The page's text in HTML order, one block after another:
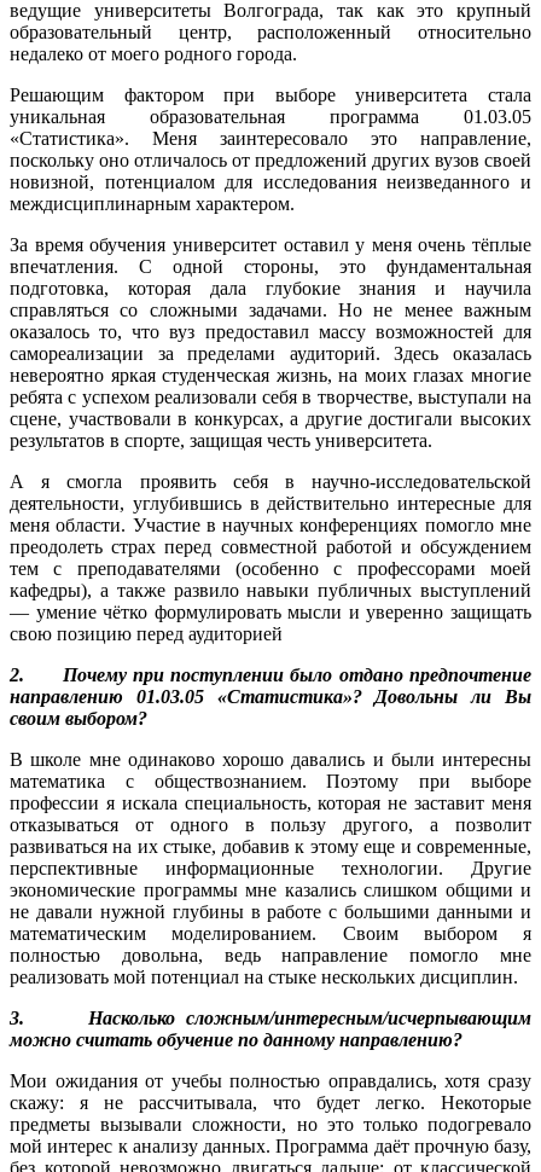
ведущие университеты Волгограда, так как это крупный
образовательный центр, расположенный относительно
недалеко от моего родного города.
Решающим фактором при выборе университета стала
уникальная образовательная программа 01.03.05
«Статистика». Меня заинтересовало это направление,
поскольку оно отличалось от предложений других вузов своей
новизной, потенциалом для исследования неизведанного и
междисциплинарным характером.
За время обучения университет оставил у меня очень тёплые
впечатления. С одной стороны, это фундаментальная
подготовка, которая дала глубокие знания и научила
справляться со сложными задачами. Но не менее важным
оказалось то, что вуз предоставил массу возможностей для
самореализации за пределами аудиторий. Здесь оказалась
невероятно яркая студенческая жизнь, на моих глазах многие
ребята с успехом реализовали себя в творчестве, выступали на
сцене, участвовали в конкурсах, а другие достигали высоких
результатов в спорте, защищая честь университета.
А я смогла проявить себя в научно-исследовательской
деятельности, углубившись в действительно интересные для
меня области. Участие в научных конференциях помогло мне
преодолеть страх перед совместной работой и обсуждением
тем с преподавателями (особенно с профессорами моей
кафедры), а также развило навыки публичных выступлений
— умение чётко формулировать мысли и уверенно защищать
свою позицию перед аудиторией
2. Почему при поступлении было отдано предпочтение
направлению 01.03.05 «Статистика»? Довольны ли Вы
своим выбором?
В школе мне одинаково хорошо давались и были интересны
математика с обществознанием. Поэтому при выборе
профессии я искала специальность, которая не заставит меня
отказываться от одного в пользу другого, а позволит
развиваться на их стыке, добавив к этому еще и современные,
перспективные информационные технологии. Другие
экономические программы мне казались слишком общими и
не давали нужной глубины в работе с большими данными и
математическим моделированием. Своим выбором я
полностью довольна, ведь направление помогло мне
реализовать мой потенциал на стыке нескольких дисциплин.
3. Насколько сложным/интересным/исчерпывающим
можно считать обучение по данному направлению?
Мои ожидания от учебы полностью оправдались, хотя сразу
скажу: я не рассчитывала, что будет легко. Некоторые
предметы вызывали сложности, но это только подогревало
мой интерес к анализу данных. Программа даёт прочную базу,
без которой невозможно двигаться дальше: от классической